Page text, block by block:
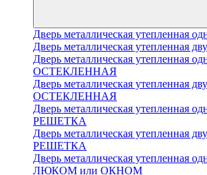
Дверь металлическая утепленная
Дверь металлическая утепленная
Дверь металлическая утепленная
ОСТЕКЛЕННАЯ
Дверь металлическая утепленная
ОСТЕКЛЕННАЯ
Дверь металлическая утепленная
РЕШЕТКА
Дверь металлическая утепленная
РЕШЕТКА
Дверь металлическая утепленная
ЛЮКОМ или ОКНОМ